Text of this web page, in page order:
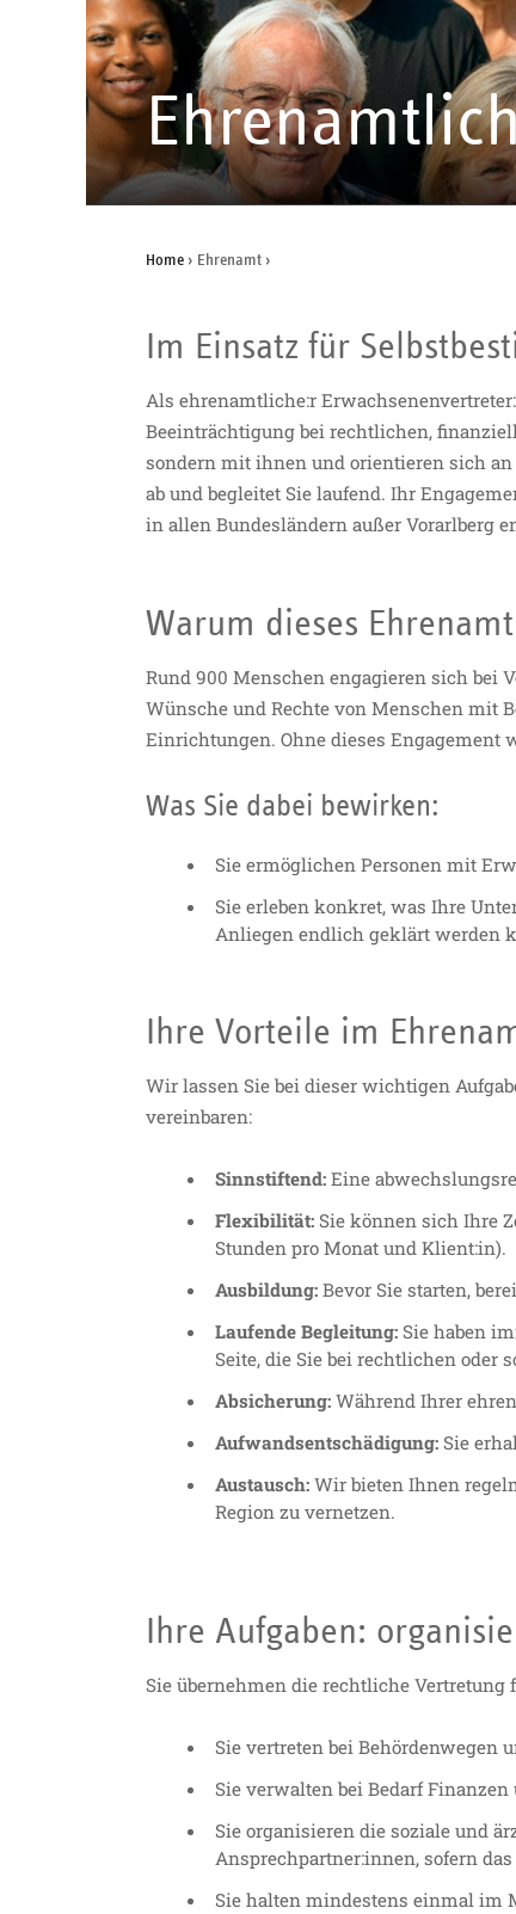
Home › Ehrenamt ›
Im Einsatz für
Als ehrenamtliche:r
Beeinträchtigung bei rechtlichen,
sondern mit ihnen und orientieren sich an
ab und begleitet Sie laufend. Ihr
in allen Bundesländern außer Vorarlberg
Warum dieses
Rund 900 Menschen engagieren sich bei
Wünsche und Rechte von Menschen mit
Einrichtungen. Ohne dieses Engagement
Was Sie dabei bewirken:
Sie ermöglichen Personen mit
Sie erleben konkret, was Ihre
Anliegen endlich geklärt werden
Ihre Vorteile im
Wir lassen Sie bei dieser wichtigen
vereinbaren:
Sinnstiftend: Eine
Flexibilität: Sie können sich Ihre
Stunden pro Monat und Klient:in).
Ausbildung: Bevor Sie starten,
Laufende Begleitung: Sie haben
Seite, die Sie bei rechtlichen oder
Absicherung: Während Ihrer
Aufwandsentschädigung: Sie
Austausch: Wir bieten Ihnen
Region zu vernetzen.
Ihre Aufgaben:
Sie übernehmen die rechtliche
Sie vertreten bei Behördenwegen
Sie verwalten bei Bedarf Finanzen
Sie organisieren die soziale und
Ansprechpartner:innen, sofern
Sie halten mindestens einmal im